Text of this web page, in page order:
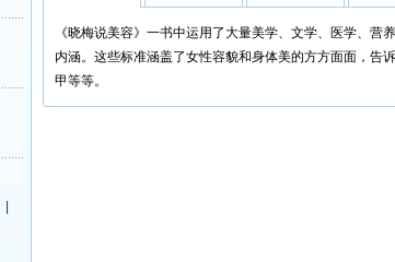
《晓梅说美容》一书中运用了大量美学、文学、医学、
内涵。这些标准涵盖了女性容貌和身体美的方方面面，告
甲等等。